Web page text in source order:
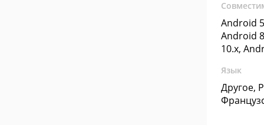
Android
Android
10.x,
Язык
Другое,